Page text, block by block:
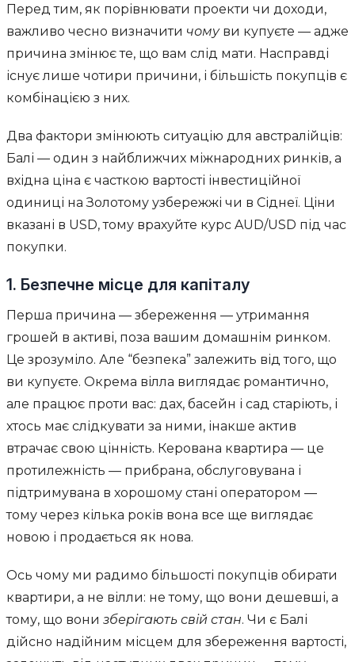
Перед тим, як порівнювати проекти чи доходи,
важливо чесно визначити чомуви купуєте — адже
причина змінює те, що вам слід мати. Насправді
існує лише чотири причини, і більшість покупців є
комбінацією з них.
Два фактори змінюють ситуацію для австралійців:
Балі — один з найближчих міжнародних ринків, а
вхідна ціна є часткою вартості інвестиційної
одиниці на Золотому узбережжі чи в Сіднеї. Ціни
вказані в USD, тому врахуйте курс AUD/USD під час
покупки.
1. Безпечне місце для капіталу
Перша причина — збереження — утримання
грошей в активі, поза вашим домашнім ринком.
Це зрозуміло. Але “безпека” залежить від того, що
ви купуєте. Окрема вілла виглядає романтично,
але працює проти вас: дах, басейн і сад старіють, і
хтось має слідкувати за ними, інакше актив
втрачає свою цінність. Керована квартира — це
протилежність — прибрана, обслуговувана і
підтримувана в хорошому стані оператором —
тому через кілька років вона все ще виглядає
новою і продається як нова.
Ось чому ми радимо більшості покупців обирати
квартири, а не вілли: не тому, що вони дешевші, а
тому, що вони зберігають свій стан. Чи є Балі
дійсно надійним місцем для збереження вартості,